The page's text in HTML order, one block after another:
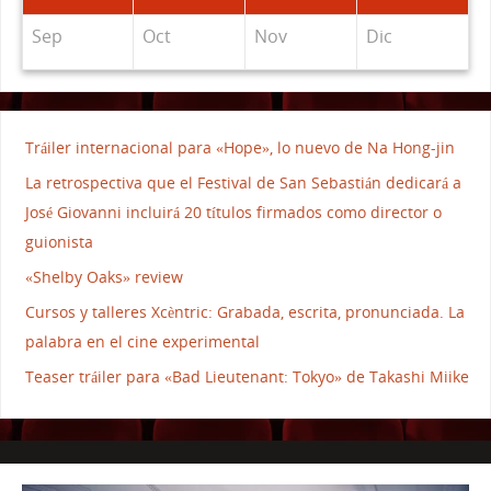
Sep Oct Nov Dic
Tráiler internacional para «Hope», lo nuevo de Na Hong-jin
La retrospectiva que el Festival de San Sebastián dedicará a
José Giovanni incluirá 20 títulos firmados como director o
guionista
«Shelby Oaks» review
Cursos y talleres Xcèntric: Grabada, escrita, pronunciada. La
palabra en el cine experimental
Teaser tráiler para «Bad Lieutenant: Tokyo» de Takashi Miike